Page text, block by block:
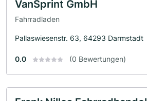
VanSprint GmbH
Fahrradladen
Pallaswiesenstr. 63, 64293 Darmstadt
0.0 (0 Bewertungen)